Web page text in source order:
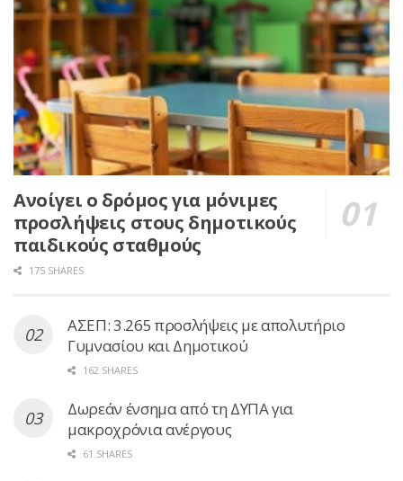
Ανοίγει ο δρόμος για μόνιμες
προσλήψεις στους δημοτικούς
παιδικούς σταθμούς
175 SHARES
ΑΣΕΠ: 3.265 προσλήψεις με απολυτήριο
Γυμνασίου και Δημοτικού
162 SHARES
Δωρεάν ένσημα από τη ΔΥΠΑ για
μακροχρόνια ανέργους
61 SHARES